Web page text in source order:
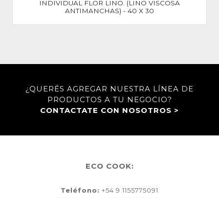
INDIVIDUAL FLOR LINO. (LINO VISCOSA
ANTIMANCHAS) - 40 X 30
¿QUERÉS AGREGAR NUESTRA LÍNEA DE
PRODUCTOS A TU NEGOCIO?
CONTACTATE CON NOSOTROS >
ECO COOK:
Teléfono: +54 9 1155775091